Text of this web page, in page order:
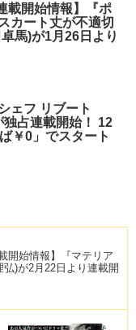
載開始情報】『ポ
カート丈が不適切
馬)が1月26日より
ェフ リブート
占連載開始！ 12
￥0」でスタート
開始情報】『マテリア
)が2月22日より連載開